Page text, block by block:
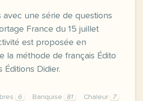
avec une série de questions
France du 15 juillet
est proposée en
la méthode de français Édito
Éditions Didier.
6 Banquise 81 Chaleur
7